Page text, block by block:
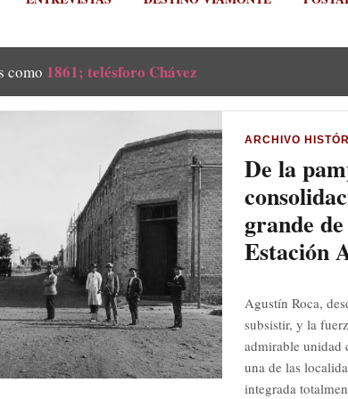
como 1861; telésforo Chávez
ARCHIVO
De la
grande
Estación
Agustín Roca,
subsistir, y la
admirable unidad
una de las
integrada